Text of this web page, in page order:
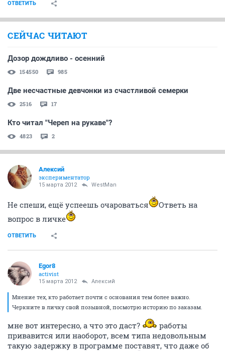
ОТВЕТИТЬ
СЕЙЧАС ЧИТАЮТ
Дозор дождливо - осенний
154550 985
Две несчастные девчонки из счастливой семерки
2516 17
Кто читал "Череп на рукаве"?
4823 2
Алексий
экспериментатор
15 марта 2012 WestMan
Не спеши, ещё успеешь очароваться
Ответь на
вопрос в личке
ОТВЕТИТЬ
Egor8
activist
15 марта 2012 Алексий
Мнение тех, кто работает почти с основания тем более важно.
Черкните в личку свой позывной, посмотрю историю по заказам.
мне вот интересно, а что это даст?
работы
привавится или наоборот, всем типа недовольным
такую задержку в программе поставят, что даже об